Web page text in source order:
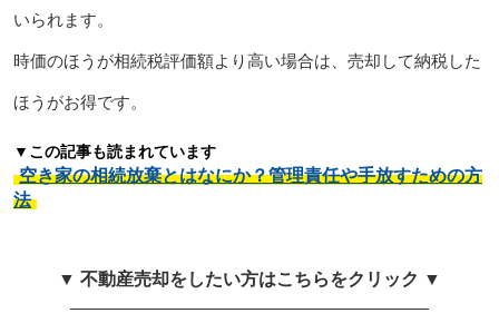
いられます。
時価のほうが相続税評価額より高い場合は、売却して納税した
ほうがお得です。
▼この記事も読まれています
空き家の相続放棄とはなにか？管理責任や手放すための方
法
▼ 不動産売却をしたい方はこちらをクリック ▼